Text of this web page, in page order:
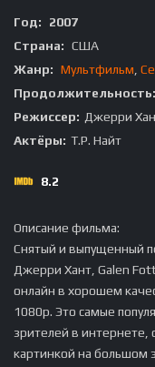
Год:
2007
Страна: США
Жанр: Мультфильм
Продолжительность:
Режиссер: Джерри
Актёры: Т.Р. Найт
8.2
Описание фильма:
Снятый и выпущенный
Джерри Хант, Galen
онлайн в хорошем
1080p. Это самые
зрителей в интернете,
картинкой на большом